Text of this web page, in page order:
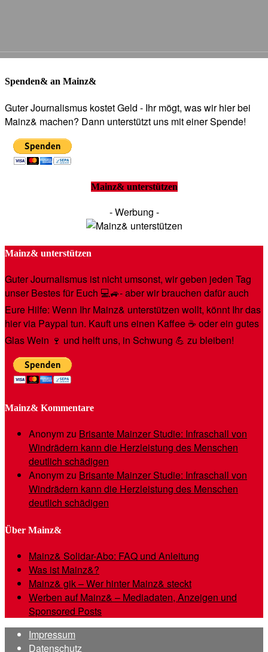
Spenden& an Mainz&
Guter Journalismus kostet Geld - Ihr mögt, was wir hier bei
Mainz& machen? Dann unterstützt uns mit einer Spende!
Mainz& unterstützen
- Werbung -
Mainz& unterstützen
Guter Journalismus ist nicht umsonst, wir geben jeden Tag
unser Bestes für Euch 💻🚙- aber wir brauchen dafür auch
Eure Hilfe: Wenn Ihr Mainz& unterstützen wollt, könnt Ihr das
hier via Paypal tun. Kauft uns einen Kaffee ☕️ oder ein gutes
Glas Wein 🍷 und helft uns, in Schwung 💪 zu bleiben!
Mainz& Kommentare
Anonymzu Brisante Mainzer Studie: Infraschall von
Windrädern kann die Herzleistung des Menschen
deutlich schädigen
Anonymzu Brisante Mainzer Studie: Infraschall von
Windrädern kann die Herzleistung des Menschen
deutlich schädigen
Über Mainz&
Mainz& Solidar-Abo: FAQ und Anleitung
Was ist Mainz&?
Mainz& gik – Wer hinter Mainz& steckt
Werben auf Mainz& – Mediadaten, Anzeigen und
Sponsored Posts
Impressum
Datenschutz